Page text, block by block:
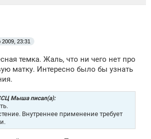
2009, 23:31
темка. Жаль, что ни чего нет про
матку. Интересно было бы узнать
Мыша писал(а):
Внутреннее применение требует